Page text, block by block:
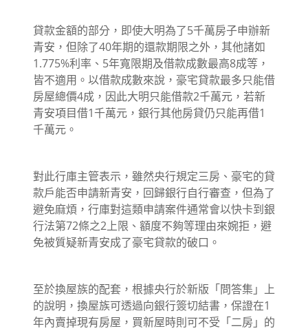
貸款金額的部分，即使大明為了5千萬房子申辦新
青安，但除了40年期的還款期限之外，其他諸如
1.775%利率、5年寬限期及借款成數最高8成等，
皆不適用。以借款成數來說，豪宅貸款最多只能借
房屋總價4成，因此大明只能借款2千萬元，若新
青安項目借1千萬元，銀行其他房貸仍只能再借1
千萬元。
對此行庫主管表示，雖然央行規定三房、豪宅的貸
款戶能否申請新青安，回歸銀行自行審查，但為了
避免麻煩，行庫對這類申請案件通常會以快卡到銀
行法第72條之2上限、額度不夠等理由來婉拒，避
免被質疑新青安成了豪宅貸款的破口。
至於換屋族的配套，根據央行於新版「問答集」上
的說明，換屋族可透過向銀行簽切結書，保證在1
年內賣掉現有房屋，買新屋時則可不受「二房」的